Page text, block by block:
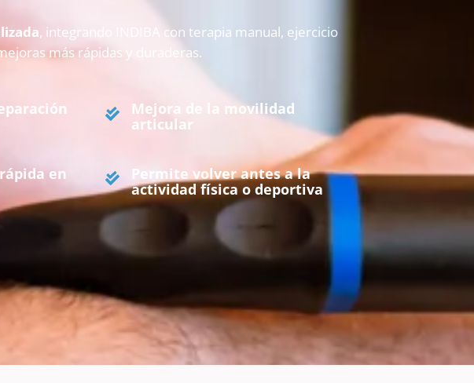
, integrando INDIBA con terapia manual, ejercicio
más rápidas y duraderas.
Mejora de la movilidad
articular
en
Permite volver antes a la
actividad física o deportiva